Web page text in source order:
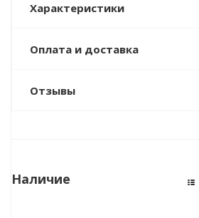
Характеристики
Оплата и доставка
Отзывы
Наличие